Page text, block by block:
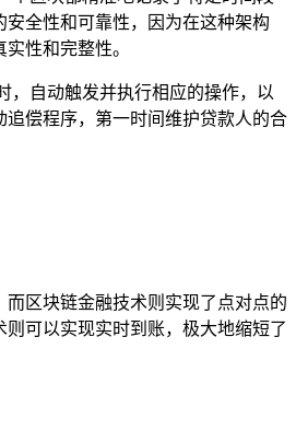
全性和可靠性，因为在这种架构
性和完整性。
，自动触发并执行相应的操作，以
偿程序，第一时间维护贷款人的合
区块链金融技术则实现了点对点的
可以实现实时到账，极大地缩短了